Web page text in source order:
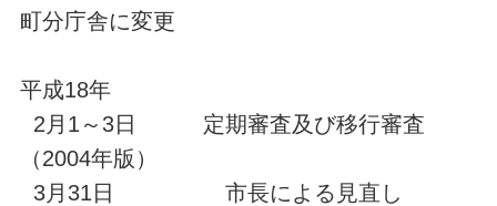
町分庁舎に変更
平成18年
2月1～3日 定期審査及び移行審査
（2004年版）
3月31日 市長による見直し